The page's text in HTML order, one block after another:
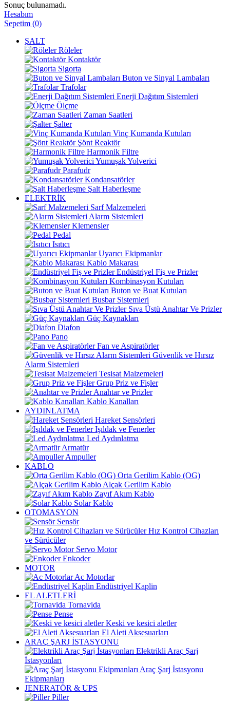
Sonuç bulunamadı.
Hesabım
Sepetim (0)
ŞALT
Röleler
Kontaktör
Sigorta
Buton ve Sinyal Lambaları
Trafolar
Enerji Dağıtım Sistemleri
Ölçme
Zaman Saatleri
Şalter
Vinç Kumanda Kutuları
Şönt Reaktör
Harmonik Filtre
Yumuşak Yolverici
Parafudr
Kondansatörler
Şalt Haberleşme
ELEKTRİK
Sarf Malzemeleri
Alarm Sistemleri
Klemensler
Pedal
Isıtıcı
Uyarıcı Ekipmanlar
Kablo Makarası
Endüstriyel Fiş ve Prizler
Kombinasyon Kutuları
Buton ve Buat Kutuları
Busbar Sistemleri
Sıva Üstü Anahtar Ve Prizler
Güç Kaynakları
Diafon
Pano
Fan ve Aspiratörler
Güvenlik ve Hırsız
Alarm Sistemleri
Tesisat Malzemeleri
Grup Priz ve Fişler
Anahtar ve Prizler
Kablo Kanalları
AYDINLATMA
Hareket Sensörleri
Işıldak ve Fenerler
Led Aydınlatma
Armatür
Ampuller
KABLO
Orta Gerilim Kablo (OG)
Alçak Gerilim Kablo
Zayıf Akım Kablo
Solar Kablo
OTOMASYON
Sensör
Hız Kontrol Cihazları
ve Sürücüler
Servo Motor
Enkoder
MOTOR
Ac Motorlar
Endüstriyel Kaplin
EL ALETLERİ
Tornavida
Pense
Keski ve kesici aletler
El Aleti Aksesuarları
ARAÇ ŞARJ İSTASYONU
Elektrikli Araç Şarj
İstasyonları
Araç Şarj İstasyonu
Ekipmanları
JENERATÖR & UPS
Piller